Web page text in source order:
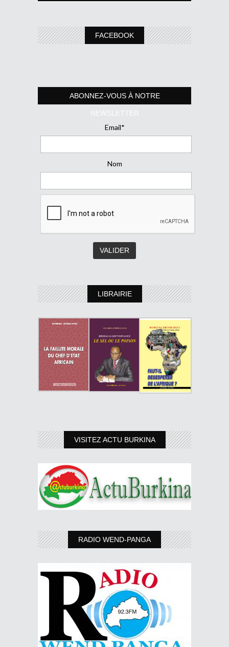
FACEBOOK
ABONNEZ-VOUS À NOTRE
NEWSLETTER
Email*
Nom
LIBRAIRIE
VISITEZ ACTU BURKINA
RADIO WEND-PANGA